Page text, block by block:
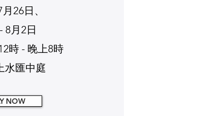
26日、
8月2日
時 - 晚上8時
水匯中庭
NOW